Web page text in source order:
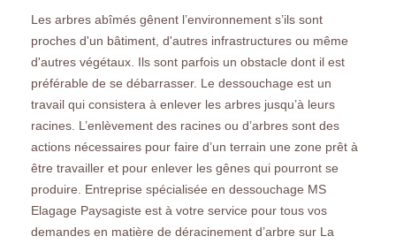
Les arbres abîmés gênent l’environnement s’ils sont
proches d'un bâtiment, d'autres infrastructures ou même
d'autres végétaux. Ils sont parfois un obstacle dont il est
préférable de se débarrasser. Le dessouchage est un
travail qui consistera à enlever les arbres jusqu’à leurs
racines. L’enlèvement des racines ou d’arbres sont des
actions nécessaires pour faire d’un terrain une zone prêt à
être travailler et pour enlever les gênes qui pourront se
produire. Entreprise spécialisée en dessouchage MS
Elagage Paysagiste est à votre service pour tous vos
demandes en matière de déracinement d’arbre sur La